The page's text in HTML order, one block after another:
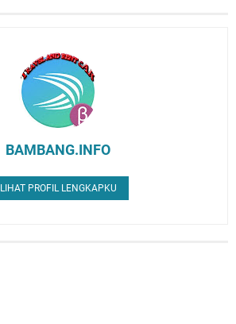
BAMBANG.INFO
LIHAT PROFIL LENGKAPKU